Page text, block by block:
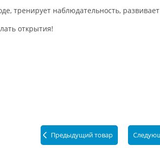
тренирует наблюдательность,
открытия!
Предыдущий товар